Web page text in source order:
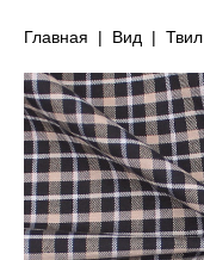
Главная Вид Твил